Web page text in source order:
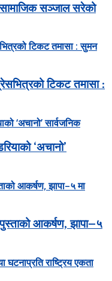
सञ्जाल सरेको
टिकट तमासा :
‘अचानो’
आकर्षण, झापा–५